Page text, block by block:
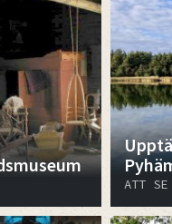
ATT SE